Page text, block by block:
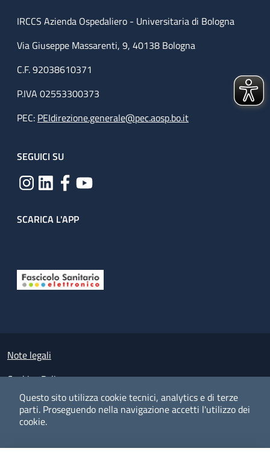
Questo sito utilizza cookie tecnici, analytics e di terze
parti. Proseguendo nella navigazione accetti l'utilizzo dei
cookie.
IRCCS Azienda Ospedaliero - Universitaria di Bologna
Via Giuseppe Massarenti, 9, 40138 Bologna
C.F. 92038610371
P.IVA 02553300373
PEC: PEIdirezione.generale@pec.aosp.bo.it
SEGUICI SU
SCARICA L'APP
Small prints
Note legali
Cookies Policy
Policy privacy e protezione del dato personale
Albo pretorio on-line
Dichiarazione di accessibilità